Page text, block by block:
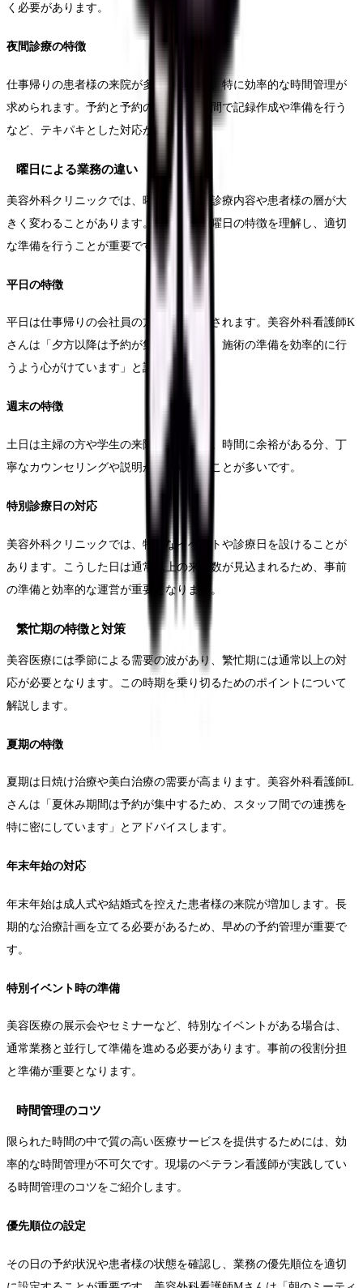
く必要があります。
夜間診療の特徴
仕事帰りの患者様の来院が多い夜間帯は、特に効率的な時間管理が
求められます。予約と予約の間の短い時間で記録作成や準備を行う
など、テキパキとした対応が必要です。
曜日による業務の違い
美容外科クリニックでは、曜日によって診療内容や患者様の層が大
きく変わることがあります。それぞれの曜日の特徴を理解し、適切
な準備を行うことが重要です。
平日の特徴
平日は仕事帰りの会社員の方が多く来院されます。美容外科看護師K
さんは「夕方以降は予約が集中するため、施術の準備を効率的に行
うよう心がけています」と語ります。
週末の特徴
土日は主婦の方や学生の来院が増えます。時間に余裕がある分、丁
寧なカウンセリングや説明が求められることが多いです。
特別診療日の対応
美容外科クリニックでは、特別なイベントや診療日を設けることが
あります。こうした日は通常以上の来院数が見込まれるため、事前
の準備と効率的な運営が重要となります。
繁忙期の特徴と対策
美容医療には季節による需要の波があり、繁忙期には通常以上の対
応が必要となります。この時期を乗り切るためのポイントについて
解説します。
夏期の特徴
夏期は日焼け治療や美白治療の需要が高まります。美容外科看護師L
さんは「夏休み期間は予約が集中するため、スタッフ間での連携を
特に密にしています」とアドバイスします。
年末年始の対応
年末年始は成人式や結婚式を控えた患者様の来院が増加します。長
期的な治療計画を立てる必要があるため、早めの予約管理が重要で
す。
特別イベント時の準備
美容医療の展示会やセミナーなど、特別なイベントがある場合は、
通常業務と並行して準備を進める必要があります。事前の役割分担
と準備が重要となります。
時間管理のコツ
限られた時間の中で質の高い医療サービスを提供するためには、効
率的な時間管理が不可欠です。現場のベテラン看護師が実践してい
る時間管理のコツをご紹介します。
優先順位の設定
その日の予約状況や患者様の状態を確認し、業務の優先順位を適切